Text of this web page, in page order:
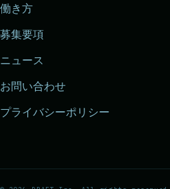
働き方
募集要項
ニュース
お問い合わせ
プライバシーポリシー